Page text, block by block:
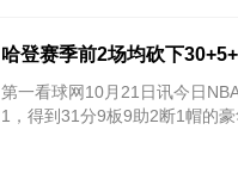
哈登赛季前2场均砍下
第一看球网10月21日讯今日
1，得到31分9板9助2断1帽的